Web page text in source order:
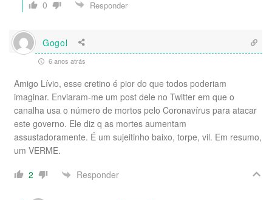
0
Responder
Gogol
6 anos atrás
Amigo Lívio, esse cretino é pior do que todos poderiam
imaginar. Enviaram-me um post dele no Twitter em que o
canalha usa o número de mortos pelo Coronavírus para atacar
este governo. Ele diz q as mortes aumentam
assustadoramente. É um sujeitinho baixo, torpe, vil. Em resumo,
um VERME.
2
Responder